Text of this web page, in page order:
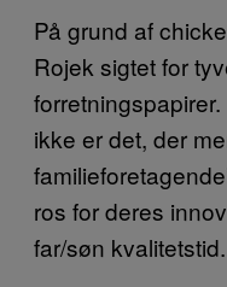
På grund af
Rojek sigtet for
ikke er det, der
ros for deres
far/søn kvalitetstid.